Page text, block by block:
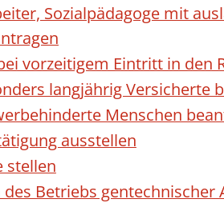
Sozialpädagoge mit
vorzeitigem Eintritt in den
langjährig Versicherte
Menschen
ausstellen
stellen
Betriebs gentechnischer